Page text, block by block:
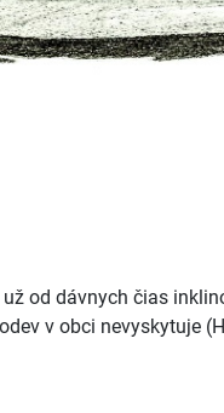
od dávnych čias
v obci nevyskytuje